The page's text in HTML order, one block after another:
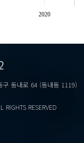
2020
구 동내로 64 (동내동 1119)
RESERVED